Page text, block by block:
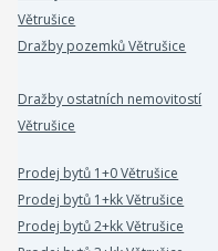
Větrušice
Dražby pozemků Větrušice
Dražby ostatních nemovitostí
Větrušice
Prodej bytů 1+0 Větrušice
Prodej bytů 1+kk Větrušice
Prodej bytů 2+kk Větrušice